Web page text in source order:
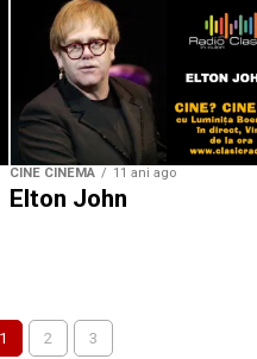
CINE CINEMA 11 ani ago
Elton John
1 2 3